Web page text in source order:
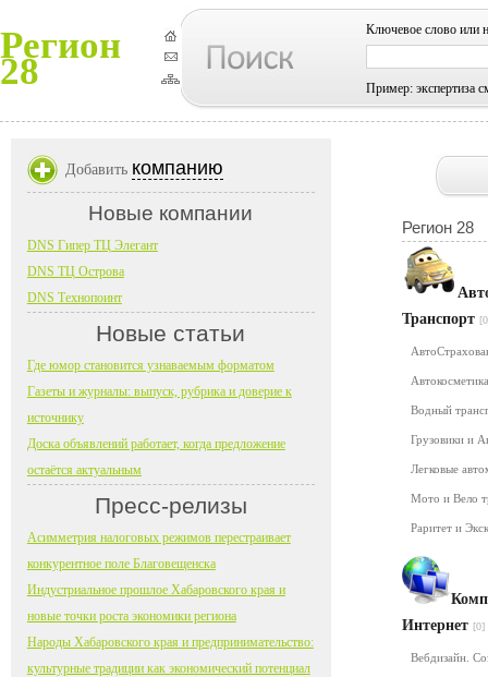
Регион
28
Ключевое слово или
Пример: экспертиза
Регион 28
Транспорт
Водный
Грузовики и
Легковые
Мото и Вело
Раритет и
Интернет [0]
Вебдизайн.
Добавить компанию
Новые компании
DNS Гипер ТЦ Элегант
DNS ТЦ Острова
DNS Технопоинт
Новые статьи
Где юмор становится узнаваемым форматом
Газеты и журналы: выпуск, рубрика и доверие к
источнику
Доска объявлений работает, когда предложение
остаётся актуальным
Пресс-релизы
Асимметрия налоговых режимов перестраивает
конкурентное поле Благовещенска
Индустриальное прошлое Хабаровского края и
новые точки роста экономики региона
Народы Хабаровского края и предпринимательство:
культурные традиции как экономический потенциал